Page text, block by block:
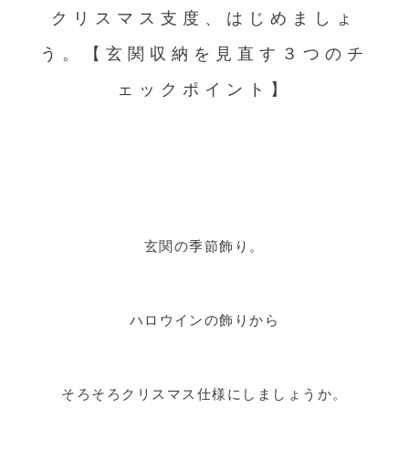
クリスマス支度、はじめましょ
う。【玄関収納を見直す３つのチ
ェックポイント】
玄関の季節飾り。
ハロウインの飾りから
そろそろクリスマス仕様にしましょうか。